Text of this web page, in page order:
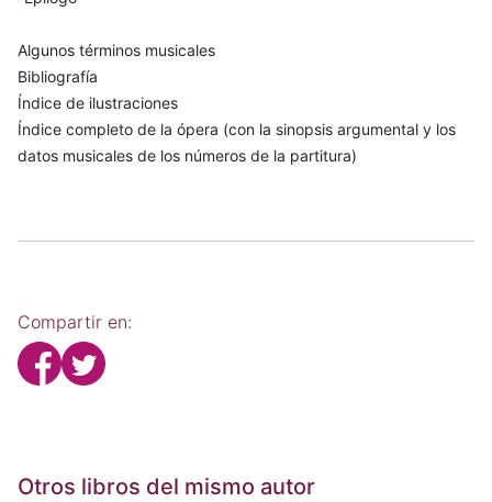
Algunos términos musicales
Bibliografía
Índice de ilustraciones
Índice completo de la ópera (con la sinopsis argumental y los
datos musicales de los números de la partitura)
Compartir en:
Otros libros del mismo autor